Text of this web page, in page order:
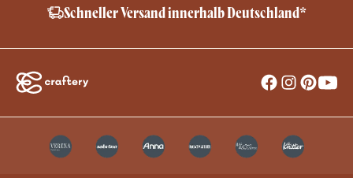
Sheep Friendly – No Mulesing